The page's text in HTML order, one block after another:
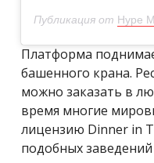
Публикация от Hype
Платформа
башенного крана.
можно заказать в
время многие
лицензию Dinner in
подобных заведений